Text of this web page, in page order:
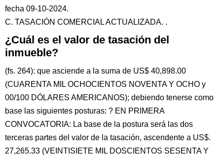
fecha 09-10-2024.
C. TASACIÓN COMERCIAL ACTUALIZADA. .
¿Cuál es el valor de tasación del
inmueble?
(fs. 264): que asciende a la suma de US$ 40,898.00
(CUARENTA MIL OCHOCIENTOS NOVENTA Y OCHO y
00/100 DÓLARES AMERICANOS); debiendo tenerse como
base las siguientes posturas: ? EN PRIMERA
CONVOCATORIA: La base de la postura será las dos
terceras partes del valor de la tasación, ascendente a US$.
27,265.33 (VEINTISIETE MIL DOSCIENTOS SESENTA Y